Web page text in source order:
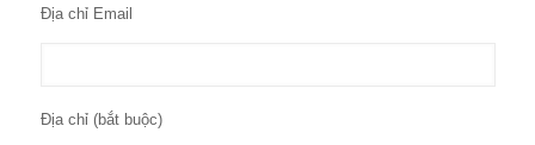
Địa chỉ Email
Địa chỉ (bắt buộc)